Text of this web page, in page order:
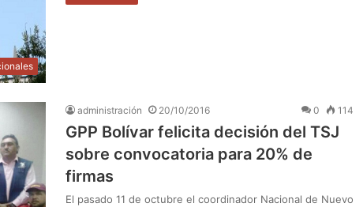
administración 20/10/2016 0 114
GPP Bolívar felicita decisión del TSJ
sobre convocatoria para 20% de
firmas
El pasado 11 de octubre el coordinador Nacional de Nuevo